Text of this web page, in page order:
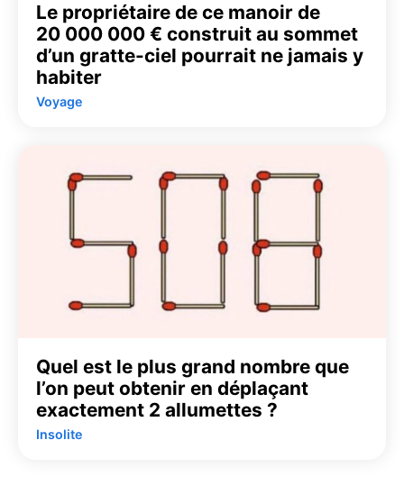
Le propriétaire de ce manoir de
20 000 000 € construit au sommet
d’un gratte-ciel pourrait ne jamais y
habiter
Voyage
Quel est le plus grand nombre que
l’on peut obtenir en déplaçant
exactement 2 allumettes ?
Insolite